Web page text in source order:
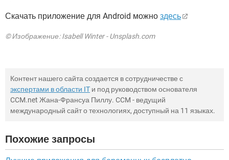
Скачать приложение для Android можно здесь
© Изображение: Isabell Winter - Unsplash.com
Контент нашего сайта создается в сотрудничестве с
экспертами в области IT и под руководством основателя
CCM.net Жана-Франсуа Пиллу. CCM - ведущий
международный сайт о технологиях, доступный на 11 языках.
Похожие запросы